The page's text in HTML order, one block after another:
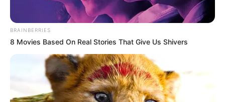
Obtenez vos tickets Quinté+ ou Tiercé avec notre
logiciel intégré ou la meilleure version Spot du
Web
, les deux systèmes sont basés sur les meilleurs
personnalisablesavec une option mixte pour
maximiser vos chances de gagner.
BRAINBERRIES
8 Movies Based On Real Stories That Give Us Shivers